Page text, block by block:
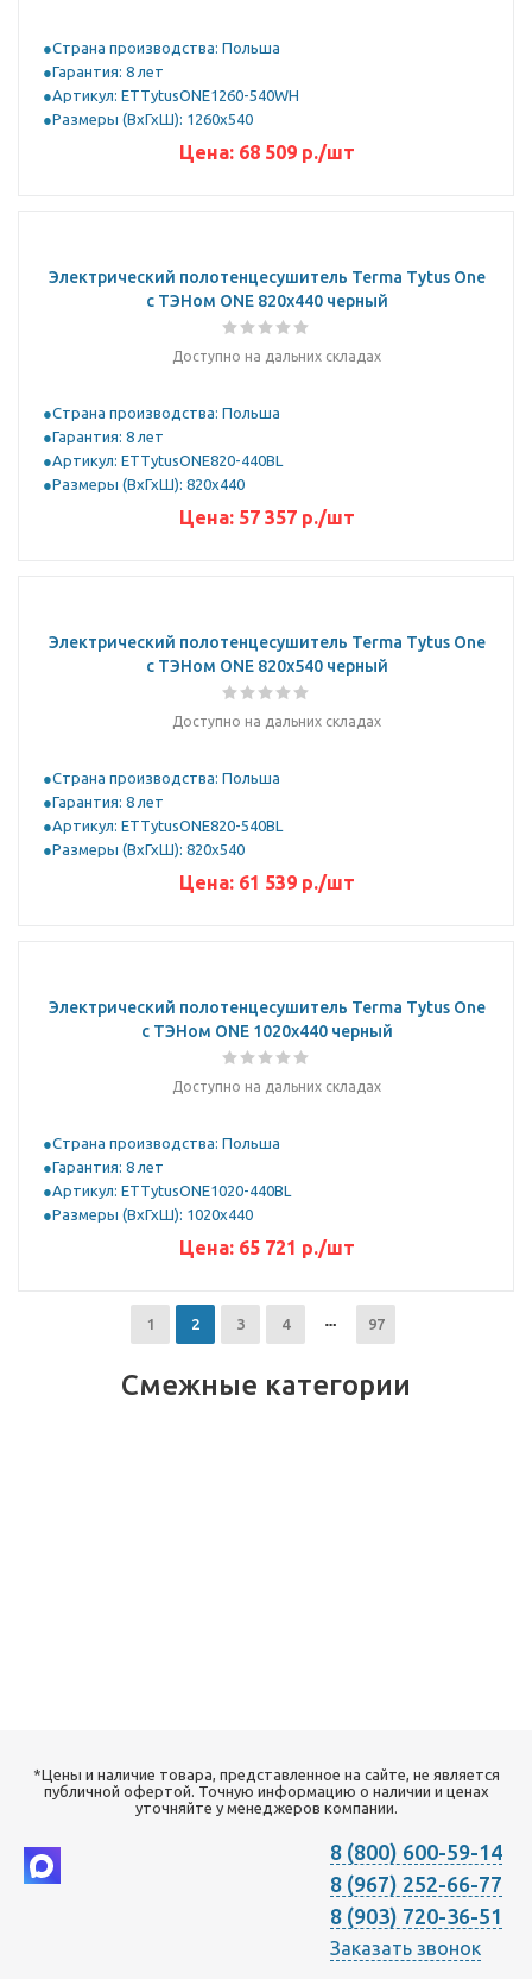
Страна производства: Польша
Гарантия: 8 лет
Артикул: ETTytusONE1260-540WH
Размеры (ВхГхШ): 1260x540
Цена: 68 509р./шт
Электрический полотенцесушитель Terma Tytus One
с ТЭНом ONE 820x440 черный
Доступно на дальних складах
Страна производства: Польша
Гарантия: 8 лет
Артикул: ETTytusONE820-440BL
Размеры (ВхГхШ): 820x440
Цена: 57 357р./шт
Электрический полотенцесушитель Terma Tytus One
с ТЭНом ONE 820x540 черный
Доступно на дальних складах
Страна производства: Польша
Гарантия: 8 лет
Артикул: ETTytusONE820-540BL
Размеры (ВхГхШ): 820x540
Цена: 61 539р./шт
Электрический полотенцесушитель Terma Tytus One
с ТЭНом ONE 1020x440 черный
Доступно на дальних складах
Страна производства: Польша
Гарантия: 8 лет
Артикул: ETTytusONE1020-440BL
Размеры (ВхГхШ): 1020x440
Цена: 65 721 р./шт
1 2 3 4 97
Смежные категории
*Цены и наличие товара, представленное на сайте, не является
публичной офертой. Точную информацию о наличии и ценах
уточняйте у менеджеров компании.
8 (800) 600-59-14
8 (967) 252-66-77
8 (903) 720-36-51
Заказать звонок